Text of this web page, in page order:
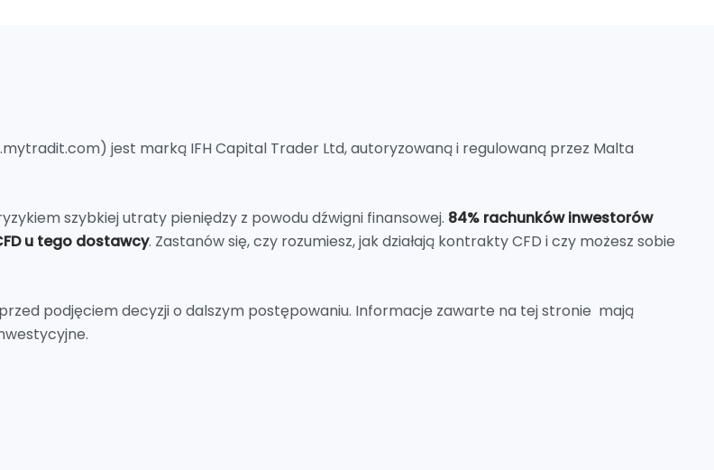
jest marką IFH Capital Trader Ltd, autoryzowaną i regulowaną przez Malta
szybkiej utraty pieniędzy z powodu dźwigni finansowej. 84% rachunków inwestorów
u tego dostawcy. Zastanów się, czy rozumiesz, jak działają kontrakty CFD i czy możesz sobie
przed podjęciem decyzji o dalszym postępowaniu. Informacje zawarte na tej stronie mają